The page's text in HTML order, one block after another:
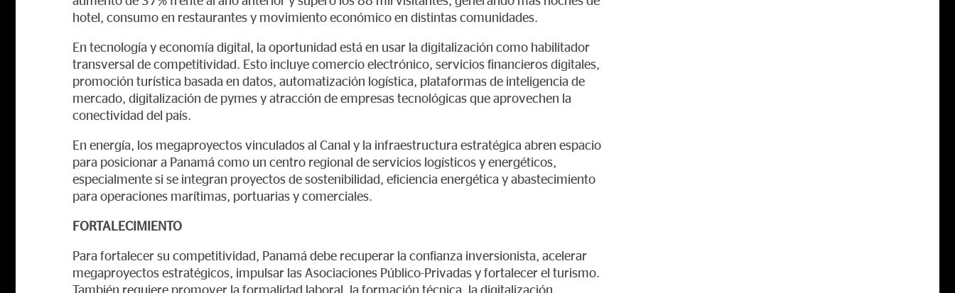
hotel, consumo en restaurantes y movimiento económico en distintas comunidades.
En tecnología y economía digital, la oportunidad está en usar la digitalización como habilitador
transversal de competitividad. Esto incluye comercio electrónico, servicios financieros digitales,
promoción turística basada en datos, automatización logística, plataformas de inteligencia de
mercado, digitalización de pymes y atracción de empresas tecnológicas que aprovechen la
conectividad del país.
En energía, los megaproyectos vinculados al Canal y la infraestructura estratégica abren espacio
para posicionar a Panamá como un centro regional de servicios logísticos y energéticos,
especialmente si se integran proyectos de sostenibilidad, eficiencia energética y abastecimiento
para operaciones marítimas, portuarias y comerciales.
FORTALECIMIENTO
Para fortalecer su competitividad, Panamá debe recuperar la confianza inversionista, acelerar
megaproyectos estratégicos, impulsar las Asociaciones Público-Privadas y fortalecer el turismo.